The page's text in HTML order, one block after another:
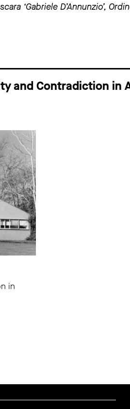
‘Gabriele D’Annunzio’,
and Contradiction in
in